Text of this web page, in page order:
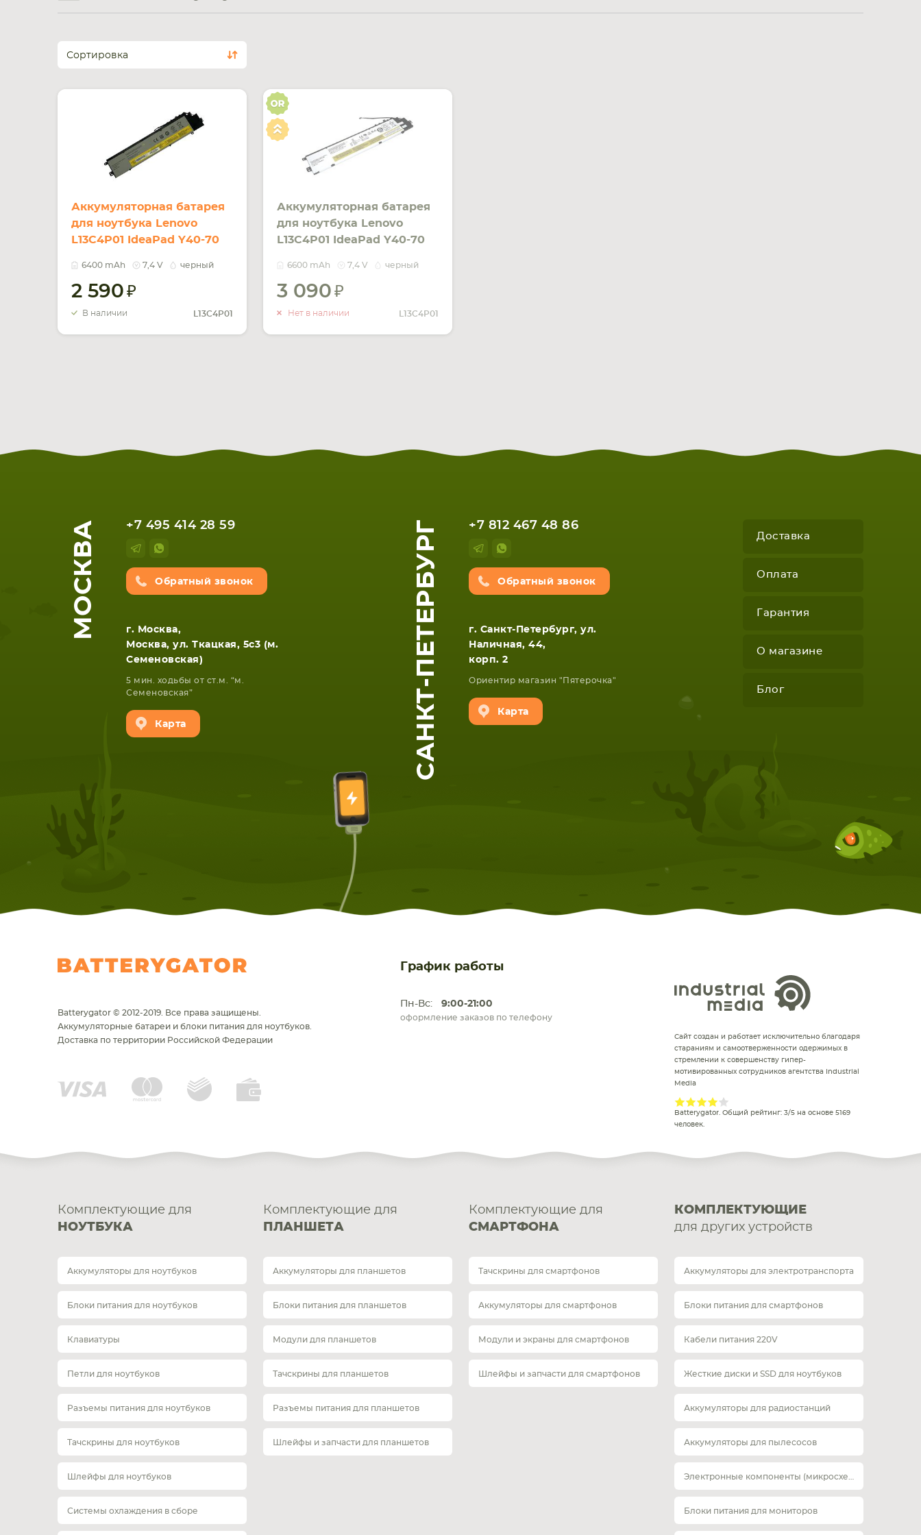
Сортировка
Аккумуляторная батарея
для ноутбука Lenovo
L13C4P01 IdeaPad Y40-70
6400 mAh 7,4 V черный
2 590
В наличии L13C4P01
Аккумуляторная батарея
для ноутбука Lenovo
L13C4P01 IdeaPad Y40-70
6600 mAh 7,4 V черный
3 090
Нет в наличии L13C4P01
О НАЛИЧИИ
МОСКВА +7 495 414 28 59
Обратный звонок
г. Москва,
Москва, ул. Ткацкая, 5с3 (м.
Семеновская)
5 мин. ходьбы от ст.м. “м.
Семеновская”
Карта САНКТ-ПЕТЕРБУРГ +7 812 467 48 86
Обратный звонок
г. Санкт-Петербург, ул.
Наличная, 44,
корп. 2
Ориентир магазин "Пятерочка"
Карта
Доставка
Оплата
Гарантия
О магазине
Блог
График работы
Пн-Вс: 9:00-21:00
оформление заказов по телефону
Batterygator © 2012-2019. Все права защищены.
Аккумуляторные батареи и блоки питания для ноутбуков.
Доставка по территории Российской Федерации
Сайт создан и работает исключительно благодаря
стараниям и самоотверженности одержимых в
стремлении к совершенству гипер-
мотивированных сотрудников агентства Industrial
Media
Batterygator. Общий рейтинг: 3/5 на основе 5169
человек.
Комплектующие для
НОУТБУКА
Аккумуляторы для ноутбуков
Блоки питания для ноутбуков
Клавиатуры
Петли для ноутбуков
Разъемы питания для ноутбуков
Тачскрины для ноутбуков
Шлейфы для ноутбуков
Системы охлаждения в сборе
Комплектующие для
ПЛАНШЕТА
Аккумуляторы для планшетов
Блоки питания для планшетов
Модули для планшетов
Тачскрины для планшетов
Разъемы питания для планшетов
Шлейфы и запчасти для планшетов
Комплектующие для
СМАРТФОНА
Тачскрины для смартфонов
Аккумуляторы для смартфонов
Модули и экраны для смартфонов
Шлейфы и запчасти для смартфонов
КОМПЛЕКТУЮЩИЕ
для других устройств
Аккумуляторы для электротранспорта
Блоки питания для смартфонов
Кабели питания 220V
Жесткие диски и SSD для ноутбуков
Аккумуляторы для радиостанций
Аккумуляторы для пылесосов
Блоки питания для мониторов